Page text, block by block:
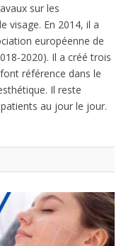
sur les
visage. En 2014, il a
européenne de
2020). Il a créé trois
référence dans le
Il reste
au jour le jour.